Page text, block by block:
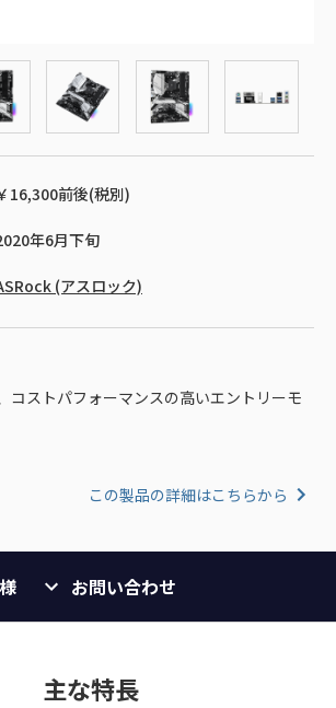
16,300前後(税別)
年6月下旬
(アスロック)
コストパフォーマンスの高いエントリーモ
この製品の詳細はこちらから
お問い合わせ
主な特長